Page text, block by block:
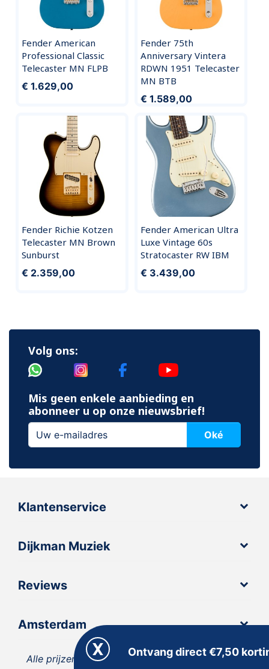
Fender American
Professional Classic
Telecaster MN FLPB
€ 1.629,00
Fender 75th
Anniversary Vintera
RDWN 1951 Telecaster
MN BTB
€ 1.589,00
Fender Richie Kotzen
Telecaster MN Brown
Sunburst
€ 2.359,00
Fender American Ultra
Luxe Vintage 60s
Stratocaster RW IBM
€ 3.439,00
Volg ons:
Mis geen enkele aanbieding en
abonneer u op onze nieuwsbrief!
Oké
Klantenservice
Dijkman Muziek
Reviews
Amsterdam
Alle prijzen zijn inclusief 21% BTW, tenzij anders
Ontvang direct €7,50